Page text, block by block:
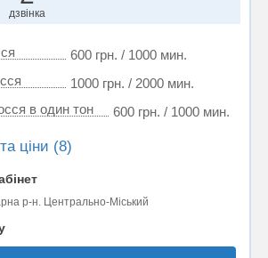
дзвінка
600 грн. / 1000 мин.
1000 грн. / 2000 мин.
в один тон
600 грн. / 1000 мин.
ціни (8)
р-н. Центрально-Міський